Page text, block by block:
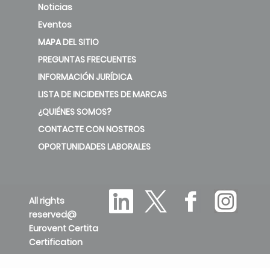
Noticias
Eventos
MAPA DEL SITIO
PREGUNTAS FRECUENTES
INFORMACIÓN JURÍDICA
LISTA DE INCIDENTES DE MARCAS
¿QUIÉNES SOMOS?
CONTACTE CON NOSTROS
OPORTUNIDADES LABORALES
All rights
reserved@
Eurovent Certita
Certification